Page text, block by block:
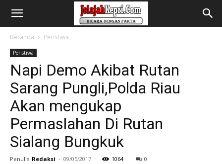
Beranda Peristiwa
Peristiwa
Napi Demo Akibat Rutan
Sarang Pungli,Polda Riau
Akan mengukap
Permaslahan Di Rutan
Sialang Bungkuk
Penulis Redaksi - 09/05/2017 1064 0